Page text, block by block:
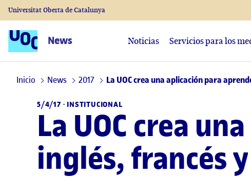
News Noticias Servicios para los
Universitat Oberta de Catalunya
Inicio News 2017 La UOC crea una aplicación para
5/4/17 · INSTITUCIONAL
La UOC crea
inglés, francés